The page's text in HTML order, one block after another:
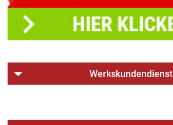
Werkskundendienst